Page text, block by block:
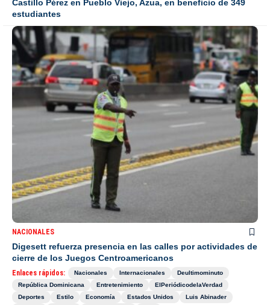
Castillo Pérez en Pueblo Viejo, Azua, en beneficio de 349
estudiantes
NACIONALES
Digesett refuerza presencia en las calles por actividades de
cierre de los Juegos Centroamericanos
Enlaces rápidos: Nacionales Internacionales
Deultimominuto
República Dominicana
Entretenimiento
ElPeriódicodelaVerdad
Deportes
Estilo Economía Estados Unidos
Luis Abinader